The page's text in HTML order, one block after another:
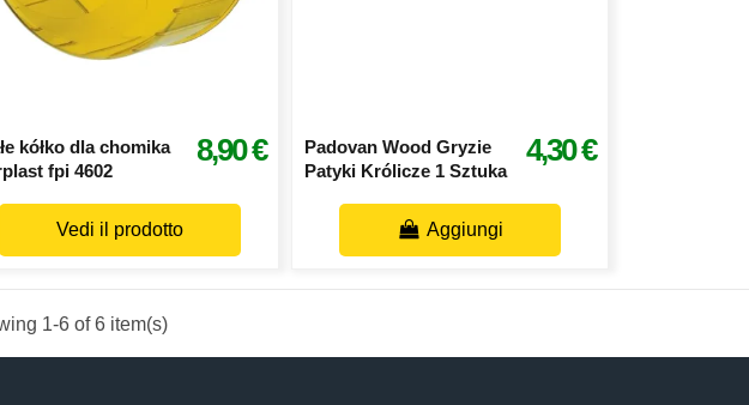
kółko dla chomika
fpi 4602
8,90 €
Vedi il prodotto
Padovan Wood Gryzie
Patyki Królicze 1 Sztuka
4,30 €
Aggiungi
1-6 of 6 item(s)